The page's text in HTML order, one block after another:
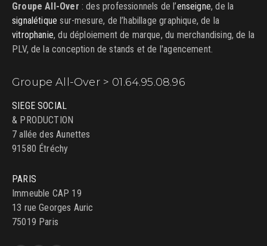
Groupe All-Over : des professionnels de l’enseigne, de la
signalétique sur-mesure, de l’habillage graphique, de la
vitrophanie, du déploiement de marque, du merchandising, de la
PLV, de la conception de stands et de l'agencement.
Groupe All-Over > 01.64.95.08.96
SIEGE SOCIAL
& PRODUCTION
7 allée des Aunettes
91580 Étréchy
PARIS
Immeuble CAP 19
13 rue Georges Auric
75019 Paris